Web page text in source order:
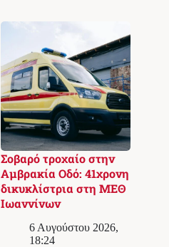
Σοβαρό τροχαίο στην
Αμβρακία Οδό: 41χρονη
δικυκλίστρια στη ΜΕΘ
Ιωαννίνων
6 Αυγούστου 2026,
18:24